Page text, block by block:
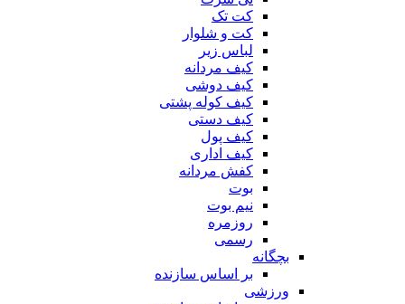
کت تک
کت و شلوار
لباس زیر
کیف مردانه
کیف دوشی
کیف کوله پشتی
کیف دستی
کیف پول
کیف اداری
کفش مردانه
بوت
نیم بوت
روزمره
رسمی
بچگانه
بر اساس سازنده
ورزشی